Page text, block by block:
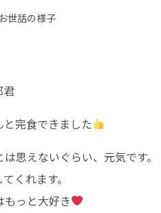
お世話の様子
完食できました
思えないぐらい、元気です。
くれます。
っと大好き